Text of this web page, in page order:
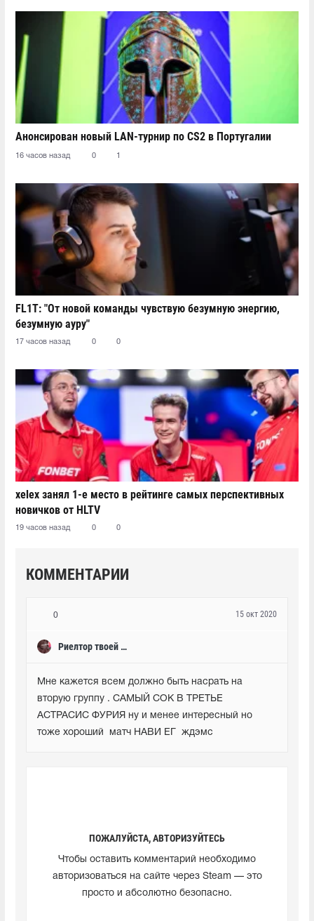
Анонсирован новый LAN-турнир по CS2 в Португалии
16 часов назад 0 1
FL1T: "От новой команды чувствую безумную энергию,
безумную ауру"
17 часов назад 0 0
xelex⁠ занял 1-е место в рейтинге самых перспективных
новичков от HLTV
19 часов назад 0 0
КОММЕНТАРИИ
0
Риелтор твоей мамы
15 окт 2020
Мне кажется всем должно быть насрать на
вторую группу . САМЫЙ СОК В ТРЕТЬЕ
АСТРАСИС ФУРИЯ ну и менее интересный но
тоже хороший  матч НАВИ ЕГ  ждэмс
ПОЖАЛУЙСТА, АВТОРИЗУЙТЕСЬ
Чтобы оставить комментарий необходимо
авторизоваться на сайте через Steam — это
просто и абсолютно безопасно.